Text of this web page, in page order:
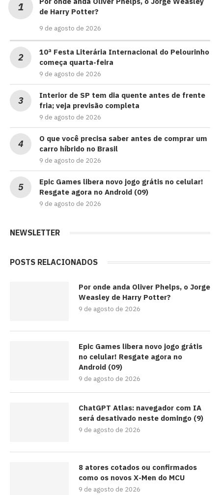
de Harry Potter?
9 de agosto de 2026
10ª Festa Literária Internacional do Pelourinho
começa quarta-feira
9 de agosto de 2026
Interior de SP tem dia quente antes de frente
fria; veja previsão completa
9 de agosto de 2026
O que você precisa saber antes de comprar um
carro híbrido no Brasil
9 de agosto de 2026
Epic Games libera novo jogo grátis no celular!
Resgate agora no Android (09)
9 de agosto de 2026
NEWSLETTER
POSTS RELACIONADOS
Por onde anda Oliver Phelps, o Jorge
Weasley de Harry Potter?
9 de agosto de 2026
Epic Games libera novo jogo grátis
no celular! Resgate agora no
Android (09)
9 de agosto de 2026
ChatGPT Atlas: navegador com IA
será desativado neste domingo (9)
9 de agosto de 2026
8 atores cotados ou confirmados
como os novos X-Men do MCU
9 de agosto de 2026